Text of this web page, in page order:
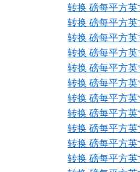
转换 磅每平方英
转换 磅每平方
转换 磅每平方
转换 磅每平方
转换 磅每平方
转换 磅每平方英
转换 磅每平方英
转换 磅每平方英
转换 磅每平方
转换 磅每平方
转换 磅每平方英